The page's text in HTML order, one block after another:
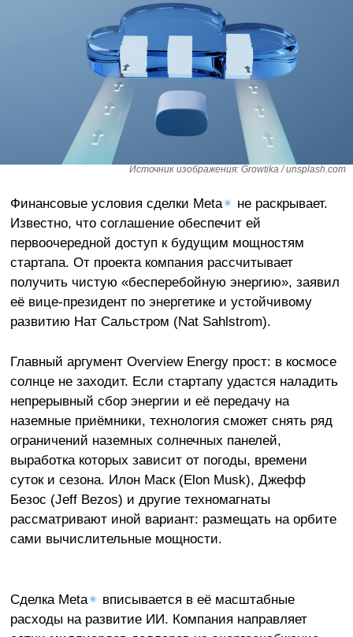
Источник изображения: Growtika / unsplash.com
Финансовые условия сделки Meta✴ не раскрывает.
Известно, что соглашение обеспечит ей
первоочередной доступ к будущим мощностям
стартапа. От проекта компания рассчитывает
получить чистую «бесперебойную энергию», заявил
её вице-президент по энергетике и устойчивому
развитию Нат Сальстром (Nat Sahlstrom).
Главный аргумент Overview Energy прост: в космосе
солнце не заходит. Если стартапу удастся наладить
непрерывный сбор энергии и её передачу на
наземные приёмники, технология сможет снять ряд
ограничений наземных солнечных панелей,
выработка которых зависит от погоды, времени
суток и сезона. Илон Маск (Elon Musk), Джефф
Безос (Jeff Bezos) и другие техномагнаты
рассматривают иной вариант: размещать на орбите
сами вычислительные мощности.
Сделка Meta✴ вписывается в её масштабные
расходы на развитие ИИ. Компания направляет